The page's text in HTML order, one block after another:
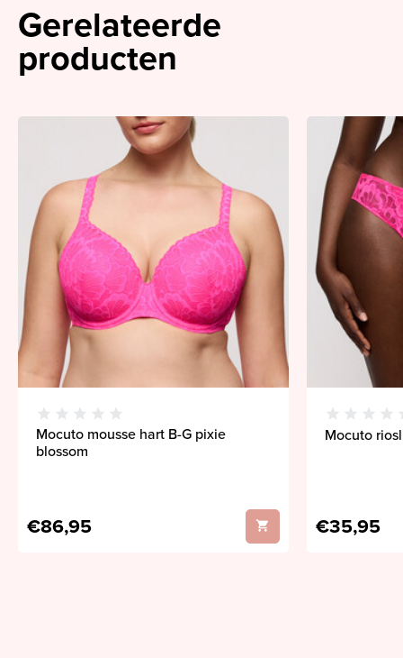
Gerelateerde
producten
Mocuto mousse hart B-G pixie
blossom
€86,95
Mocuto
€35,95